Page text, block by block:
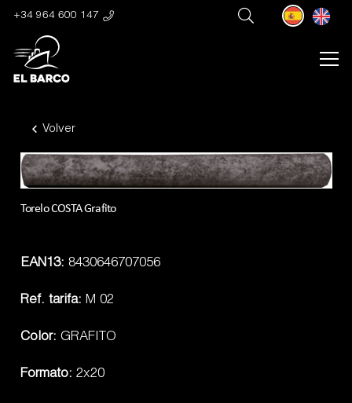
+34 964 600 147
Volver
Torelo COSTA Grafito
EAN13: 8430646707056
Ref. tarifa: M 02
Color: GRAFITO
Formato: 2x20